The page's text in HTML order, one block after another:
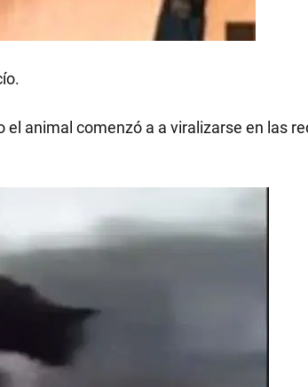
el animal comenzó a a viralizarse en las
Seguinos